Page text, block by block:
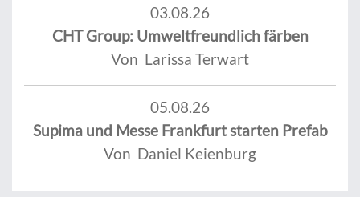
03.08.26
CHT Group: Umweltfreundlich färben
Von Larissa Terwart
05.08.26
Supima und Messe Frankfurt starten Prefab
Von Daniel Keienburg